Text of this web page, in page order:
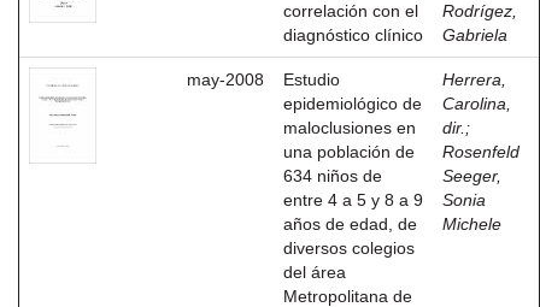
correlación con el
diagnóstico clínico
Rodrígez,
Gabriela
may-2008
Estudio
epidemiológico de
maloclusiones en
una población de
634 niños de
entre 4 a 5 y 8 a 9
años de edad, de
diversos colegios
del área
Metropolitana de
Herrera,
Carolina,
dir. ;
Rosenfeld
Seeger,
Sonia
Michele